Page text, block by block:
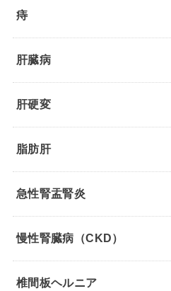
痔
肝臓病
肝硬変
脂肪肝
急性腎盂腎炎
慢性腎臓病（CKD）
椎間板ヘルニア